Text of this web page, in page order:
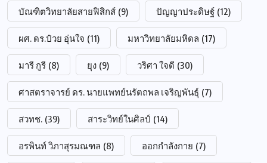
บัณฑิตวิทยาลัยสายฟิสิกส์ (9) ปัญญาประดิษฐ์ (12)
ผศ. ดร.ป๋วย อุ่นใจ (11) มหาวิทยาลัยมหิดล (17)
มารี กูรี (8) ยุง (9) วริศา ใจดี (30)
ศาสตราจารย์ ดร. นายแพทย์นรัตถพล เจริญพันธุ์ (7)
สวทช. (39) สาระวิทย์ในศิลป์ (14)
อรพินท์ วิภาสุรมณฑล (8) ออกกำลังกาย (7)